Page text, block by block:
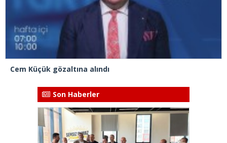
Cem Küçük gözaltına alındı
Son Haberler